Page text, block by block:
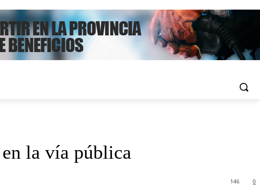
la vía pública
0
146